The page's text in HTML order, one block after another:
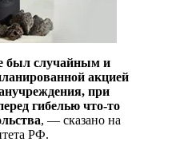
был случайным и
акцией
при
гибелью что-то
, — сказано на
РФ.